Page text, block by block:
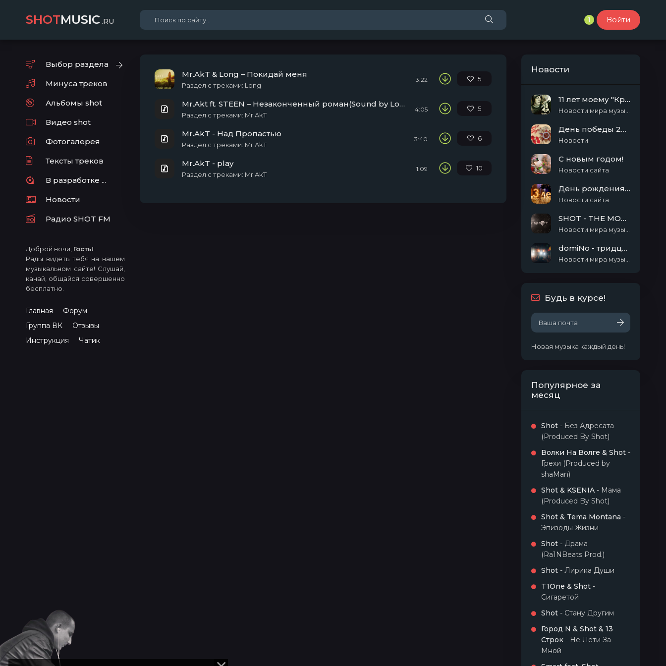
SHOTMUSIC.RU 1 Войти
Выбор раздела
Минуса треков
Альбомы shot
Видео shot
Фотогалерея
Тексты треков
В разработке ...
Новости
Радио SHOT FM
Доброй ночи, Гость!
Рады видеть тебя на нашем
музыкальном сайте! Слушай,
качай, общайся совершенно
бесплатно.
Главная
Форум
Группа ВК
Отзывы
Инструкция
Чатик
Mr.AkT & Long – Покидай меня
Раздел с треками: Long
3:22 5
Mr.Akt ft. STEEN – Незаконченный роман(Sound by Long)
Раздел с треками: Mr.AkT
4:05 5
Mr.AkT - Над Пропастью
Раздел с треками: Mr.AkT
3:40 6
Mr.AkT - play
Раздел с треками: Mr.AkT
1:09 10
Новости
11 лет моему "Кролику"
День победы 2025!
Новости
С новым годом!
Новости сайта
День рождения сайта SHOT-MUSIC.ru
Новости сайта
SHOT - THE MOON EP (2014)
domiNo - тридцать семь
Будь в курсе!
Новая музыка каждый день!
Популярное за
месяц
Shot - Без Адресата
(Produced By Shot)
Волки На Волге & Shot -
Грехи (Produced by
shaMan)
Shot & KSENIA - Мама
(Produced By Shot)
Shot & Tëma Montana -
Эпизоды Жизни
Shot - Драма
(Ra1NBeats Prod.)
Shot - Лирика Души
T1One & Shot -
Сигаретой
Shot - Стану Другим
Город N & Shot & 13
Строк - Не Лети За
Мной